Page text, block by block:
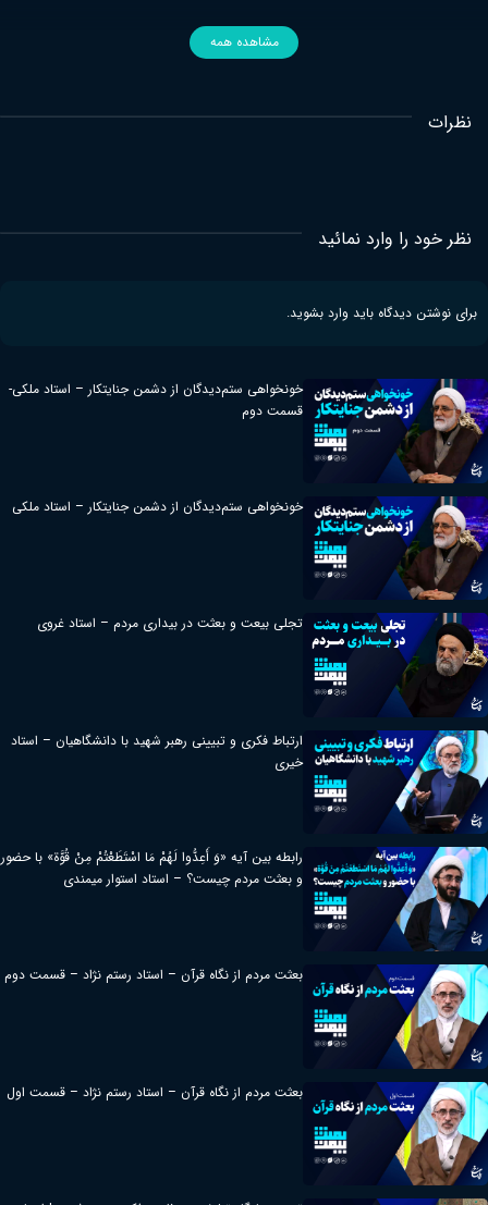
مشاهده همه
نظرات
نظر خود را وارد نمائید
برای نوشتن دیدگاه باید وارد بشوید.
خونخواهی ستم‌دیدگان از دشمن جنایتکار – استاد ملکی-
قسمت دوم
خونخواهی ستم‌دیدگان از دشمن جنایتکار – استاد ملکی
تجلی بیعت و بعثت در بیداری مردم – استاد غروی
ارتباط فکری و تبیینی رهبر شهید با دانشگاهیان – استاد
خیری
رابطه بین آیه «وَ أَعِدُّوا لَهُمْ مَا اسْتَطَعْتُمْ مِنْ قُوَّة» با حضور
و بعثت مردم چیست؟ – استاد استوار میمندی
بعثت مردم از نگاه قرآن – استاد رستم نژاد – قسمت دوم
بعثت مردم از نگاه قرآن – استاد رستم نژاد – قسمت اول